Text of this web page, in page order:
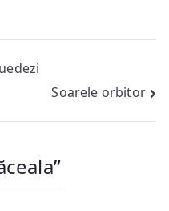
Soarele orbitor
”